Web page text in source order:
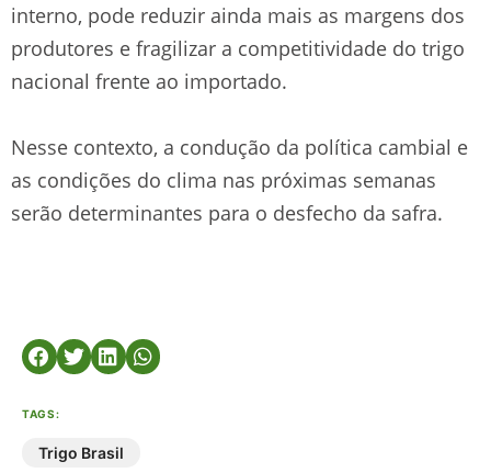
interno, pode reduzir ainda mais as margens dos
produtores e fragilizar a competitividade do trigo
nacional frente ao importado.
Nesse contexto, a condução da política cambial e
as condições do clima nas próximas semanas
serão determinantes para o desfecho da safra.
TAGS:
Trigo Brasil